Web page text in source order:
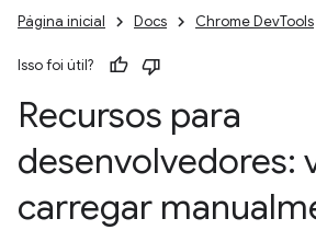
Página inicial Docs Chrome DevTools
Isso foi útil?
Recursos para
desenvolvedores:
carregar